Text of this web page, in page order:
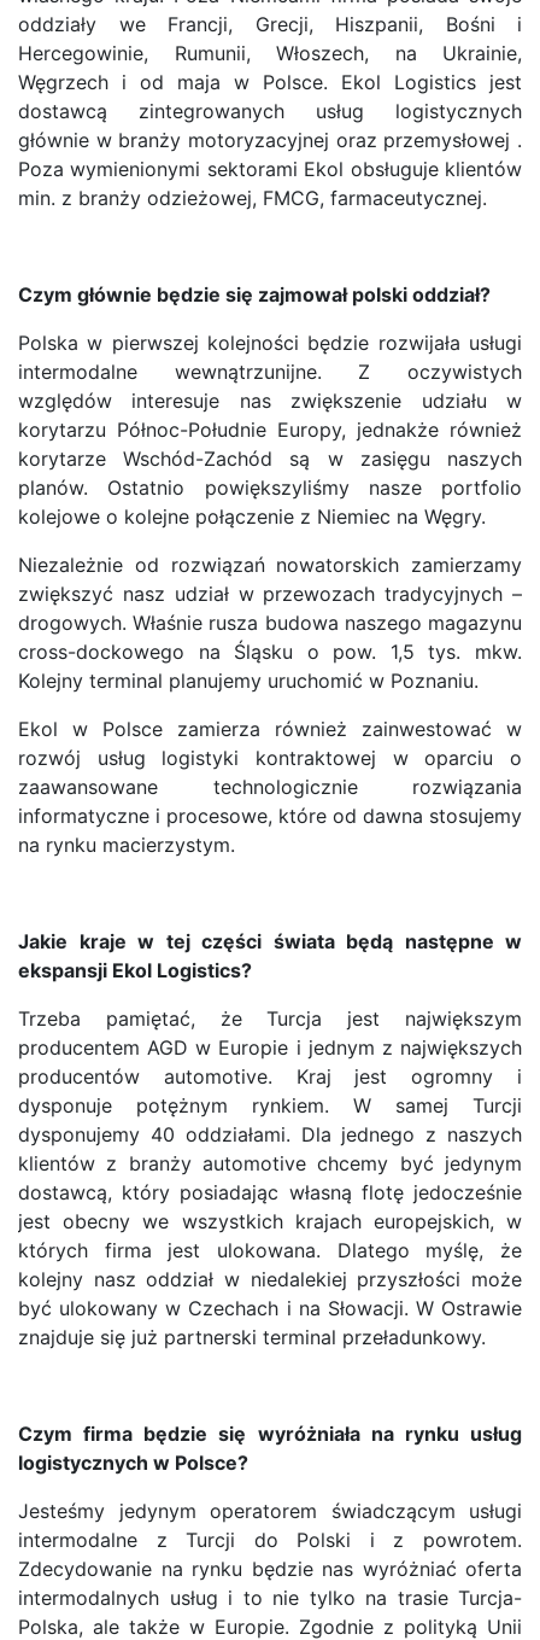
oddziały we Francji, Grecji, Hiszpanii, Bośni i
Hercegowinie, Rumunii, Włoszech, na Ukrainie,
Węgrzech i od maja w Polsce. Ekol Logistics jest
dostawcą zintegrowanych usług logistycznych
głównie w branży motoryzacyjnej oraz przemysłowej .
Poza wymienionymi sektorami Ekol obsługuje klientów
min. z branży odzieżowej, FMCG, farmaceutycznej.
Czym głównie będzie się zajmował polski oddział?
Polska w pierwszej kolejności będzie rozwijała usługi
intermodalne wewnątrzunijne. Z oczywistych
względów interesuje nas zwiększenie udziału w
korytarzu Północ-Południe Europy, jednakże również
korytarze Wschód-Zachód są w zasięgu naszych
planów. Ostatnio powiększyliśmy nasze portfolio
kolejowe o kolejne połączenie z Niemiec na Węgry.
Niezależnie od rozwiązań nowatorskich zamierzamy
zwiększyć nasz udział w przewozach tradycyjnych –
drogowych. Właśnie rusza budowa naszego magazynu
cross-dockowego na Śląsku o pow. 1,5 tys. mkw.
Kolejny terminal planujemy uruchomić w Poznaniu.
Ekol w Polsce zamierza również zainwestować w
rozwój usług logistyki kontraktowej w oparciu o
zaawansowane technologicznie rozwiązania
informatyczne i procesowe, które od dawna stosujemy
na rynku macierzystym.
Jakie kraje w tej części świata będą następne w
ekspansji Ekol Logistics?
Trzeba pamiętać, że Turcja jest największym
producentem AGD w Europie i jednym z największych
producentów automotive. Kraj jest ogromny i
dysponuje potężnym rynkiem. W samej Turcji
dysponujemy 40 oddziałami. Dla jednego z naszych
klientów z branży automotive chcemy być jedynym
dostawcą, który posiadając własną flotę jedocześnie
jest obecny we wszystkich krajach europejskich, w
których firma jest ulokowana. Dlatego myślę, że
kolejny nasz oddział w niedalekiej przyszłości może
być ulokowany w Czechach i na Słowacji. W Ostrawie
znajduje się już partnerski terminal przeładunkowy.
Czym firma będzie się wyróżniała na rynku usług
logistycznych w Polsce?
Jesteśmy jedynym operatorem świadczącym usługi
intermodalne z Turcji do Polski i z powrotem.
Zdecydowanie na rynku będzie nas wyróżniać oferta
intermodalnych usług i to nie tylko na trasie Turcja-
Polska, ale także w Europie. Zgodnie z polityką Unii